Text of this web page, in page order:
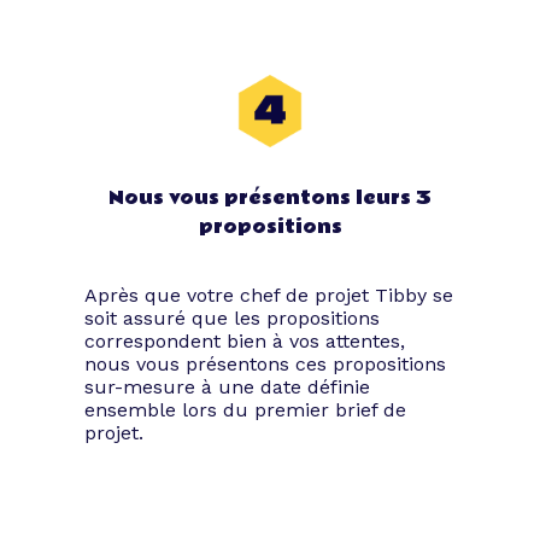
Quoi de mieux qu’une soirée pour mettre
en avant une nouvelle activité ou pour
présenter les nouveaux bureaux de vos
équipes ? Notre plateforme Tibby
dans ce nouveau cycle afin que cet
événement d’entreprise nocturne marque
Soufflez les bougies de
votre société
Chez Tibby, nous avons un petit faible
Nous vous présentons leurs 3
propositions
Après que votre chef de projet Tibby se
soit assuré que les propositions
correspondent bien à vos attentes,
nous vous présentons ces propositions
sur-mesure à une date définie
ensemble lors du premier brief de
projet.